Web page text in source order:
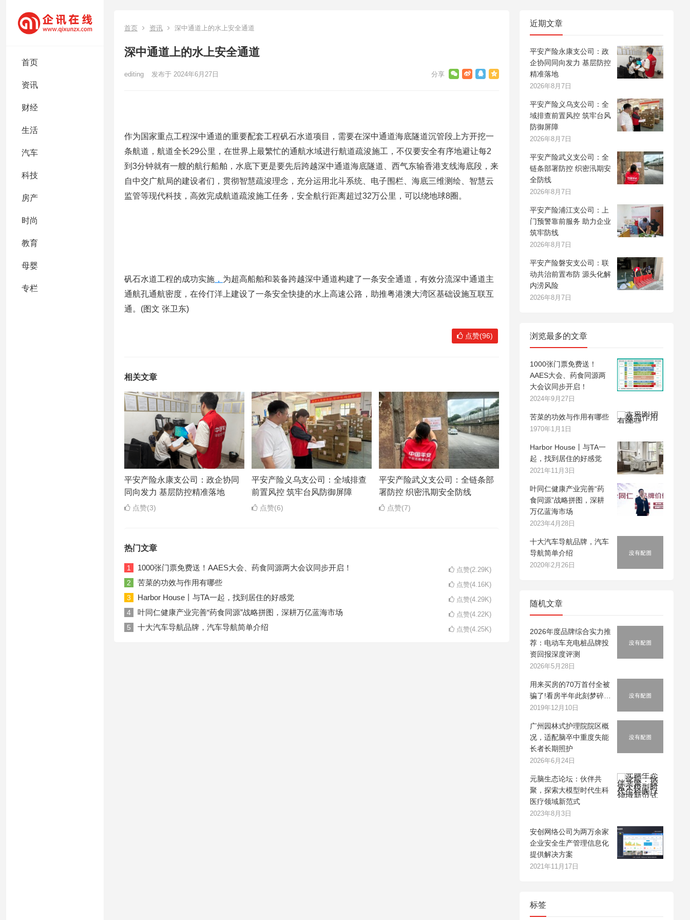
首页
资讯
财经
生活
汽车
科技
房产
时尚
教育
母婴
专栏
首页 资讯 深中通道上的水上安全通道
深中通道上的水上安全通道
editing 发布于 2024年6月27日
作为国家重点工程深中通道的重要配套工程矾石水道项目，需要在深中通道海底隧道沉管段上方开挖一
条航道，航道全长29公里，在世界上最繁忙的通航水域进行航道疏浚施工，不仅要安全有序地避让每2
到3分钟就有一艘的航行船舶，水底下更是要先后跨越深中通道海底隧道、西气东输香港支线海底段，来
自中交广航局的建设者们，贯彻智慧疏浚理念，充分运用北斗系统、电子围栏、海底三维测绘、智慧云
监管等现代科技，高效完成航道疏浚施工任务，安全航行距离超过32万公里，可以绕地球8圈。
矾石水道工程的成功实施 ， 为超高船舶和装备跨越深中通道构建了一条安全通道，有效分流深中通道主
通航孔通航密度，在伶仃洋上建设了一条安全快捷的水上高速公路，助推粤港澳大湾区基础设施互联互
通。(图文 张卫东)
点赞(96)
相关文章
平安产险永康支公司：政企协同
同向发力 基层防控精准落地
点赞(3)
平安产险义乌支公司：全域排查
前置风控 筑牢台风防御屏障
点赞(6)
平安产险武义支公司：全链条部
署防控 织密汛期安全防线
点赞(7)
热门文章
1 1000张门票免费送！AAES大会、药食同源两大会议同步开启！ 点赞(2.29K)
2 苦菜的功效与作用有哪些 点赞(4.16K)
3 Harbor House丨与TA一起，找到居住的好感觉 点赞(4.29K)
4 叶同仁健康产业完善“药食同源”战略拼图，深耕万亿蓝海市场 点赞(4.22K)
5 十大汽车导航品牌，汽车导航简单介绍 点赞(4.25K)
近期文章
平安产险永康支公司：政
企协同同向发力 基层防控
精准落地
2026年8月7日
平安产险义乌支公司：全
域排查前置风控 筑牢台风
防御屏障
2026年8月7日
平安产险武义支公司：全
链条部署防控 织密汛期安
全防线
2026年8月7日
平安产险浦江支公司：上
门预警靠前服务 助力企业
筑牢防线
2026年8月7日
平安产险磐安支公司：联
动共治前置布防 源头化解
内涝风险
2026年8月7日
浏览最多的文章
1000张门票免费送！
AAES大会、药食同源两
大会议同步开启！
2024年9月27日
苦菜的功效与作用有哪些
1970年1月1日
Harbor House丨与TA一
起，找到居住的好感觉
2021年11月3日
叶同仁健康产业完善“药
食同源”战略拼图，深耕
万亿蓝海市场
2023年4月28日
十大汽车导航品牌，汽车
导航简单介绍
2020年2月26日
随机文章
2026年度品牌综合实力推
荐：电动车充电桩品牌投
资回报深度评测
2026年5月28日
用来买房的70万首付全被
骗了!看房半年此刻梦碎…
2019年12月10日
广州园林式护理院院区概
况，适配脑卒中重度失能
长者长期照护
2026年6月24日
元脑生态论坛：伙伴共
聚，探索大模型时代生科
医疗领域新范式
2023年8月3日
安创网络公司为两万余家
企业安全生产管理信息化
提供解决方案
2021年11月17日
标签